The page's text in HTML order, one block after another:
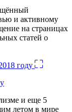
и активному
на страницах
статей о
и еще 5
летом в мире